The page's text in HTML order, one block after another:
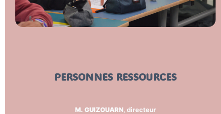
PERSONNES RESSOURCES
M. GUIZOUARN , directeur